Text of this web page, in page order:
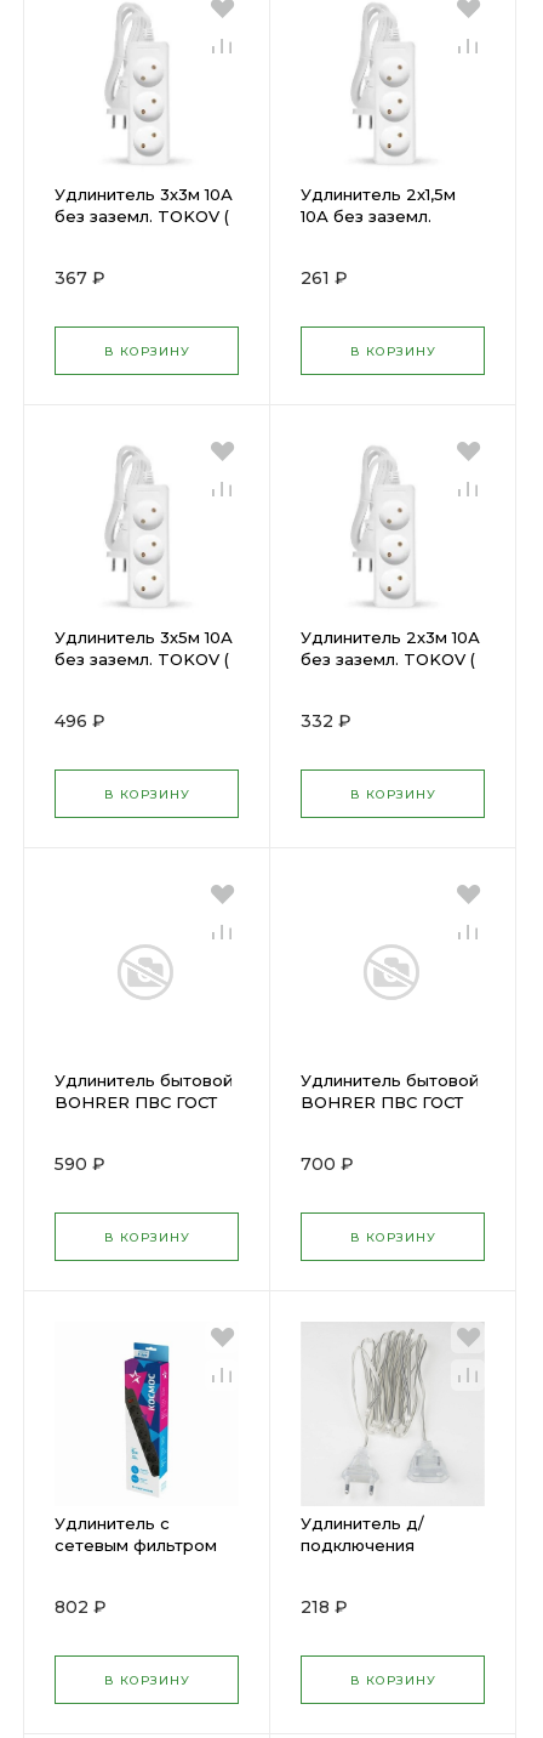
Удлинитель 3х3м 10А
без заземл. TOKOV (
367 ₽
В КОРЗИНУ
Удлинитель 2х1,5м
10А без заземл.
261 ₽
В КОРЗИНУ
Удлинитель 3х5м 10А
без заземл. TOKOV (
496 ₽
В КОРЗИНУ
Удлинитель 2х3м 10А
без заземл. TOKOV (
332 ₽
В КОРЗИНУ
Удлинитель бытовой
BOHRER ПВС ГОСТ
590 ₽
В КОРЗИНУ
Удлинитель бытовой
BOHRER ПВС ГОСТ
выключателем (
700 ₽
В КОРЗИНУ
Удлинитель с
сетевым фильтром
)802 ₽
В КОРЗИНУ
Удлинитель д/
подключения
UCX-Y25/10W-200
218 ₽
В КОРЗИНУ